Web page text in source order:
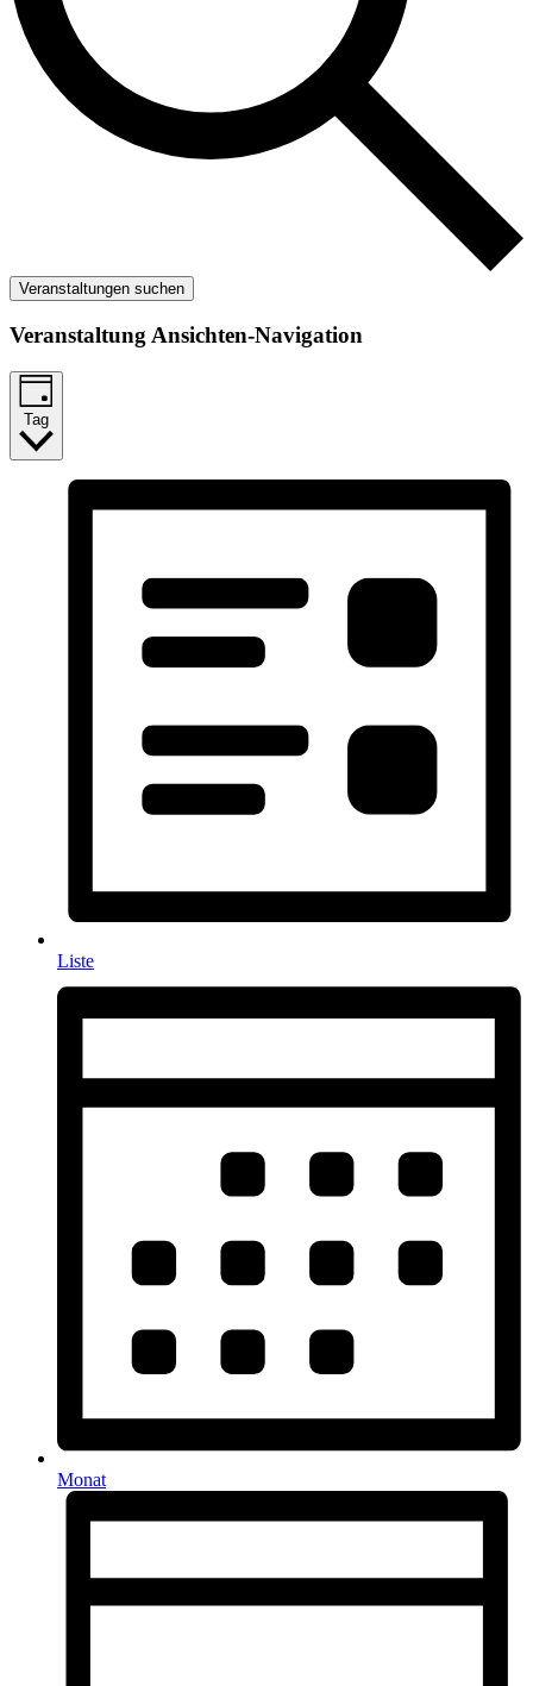
Veranstaltungen suchen
Veranstaltung Ansichten-Navigation
Tag
Liste
Monat